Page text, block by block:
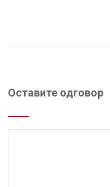
Оставите одговор